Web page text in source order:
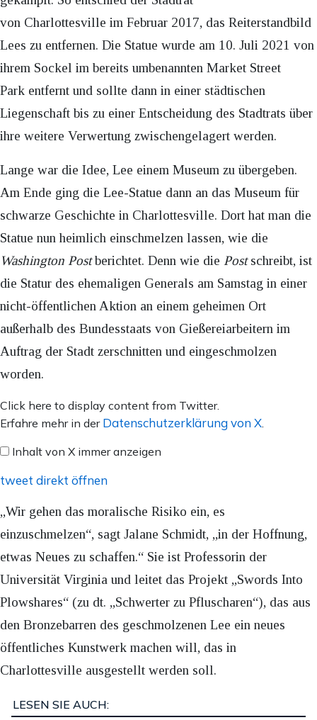
von Charlottesville im Februar 2017, das Reiterstandbild
Lees zu entfernen. Die Statue wurde am 10. Juli 2021 von
ihrem Sockel im bereits umbenannten Market Street
Park entfernt und sollte dann in einer städtischen
Liegenschaft bis zu einer Entscheidung des Stadtrats über
ihre weitere Verwertung zwischengelagert werden.
Lange war die Idee, Lee einem Museum zu übergeben.
Am Ende ging die Lee-Statue dann an das Museum für
schwarze Geschichte in Charlottesville. Dort hat man die
Statue nun heimlich einschmelzen lassen, wie die
Washington Postberichtet. Denn wie die Postschreibt, ist
die Statur des ehemaligen Generals am Samstag in einer
nicht-öffentlichen Aktion an einem geheimen Ort
außerhalb des Bundesstaats von Gießereiarbeitern im
Auftrag der Stadt zerschnitten und eingeschmolzen
worden.
Inhalt
von
anzeigen
Click here to display content from Twitter.
Erfahre mehr in der Datenschutzerklärung von X
Inhalt von X immer anzeigen
tweet direkt öffnen
„Wir gehen das moralische Risiko ein, es
einzuschmelzen“, sagt Jalane Schmidt, „in der Hoffnung,
etwas Neues zu schaffen.“ Sie ist Professorin der
Universität Virginia und leitet das Projekt „Swords Into
Plowshares“ (zu dt. „Schwerter zu Pfluscharen“), das aus
den Bronzebarren des geschmolzenen Lee ein neues
öffentliches Kunstwerk machen will, das in
Charlottesville ausgestellt werden soll.
LESEN SIE AUCH: